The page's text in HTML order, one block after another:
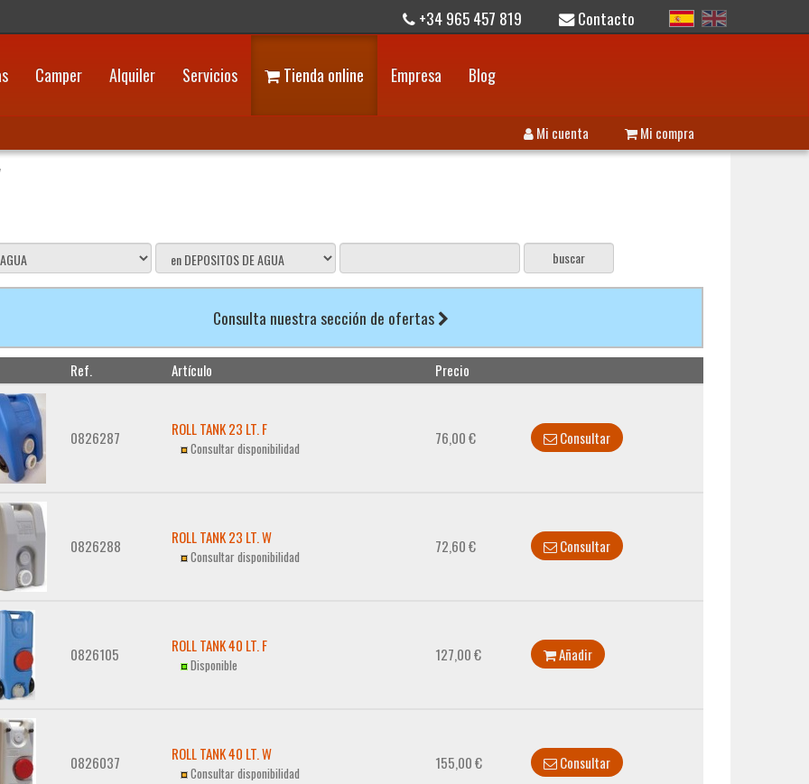
+34 965 457 819 Contacto
Camper Alquiler Servicios Tienda online Empresa Blog
Mi compra
Mi cuenta
Consulta nuestra sección de ofertas
Ref. Artículo Precio
0826287 ROLL TANK 23 LT. F
Consultar disponibilidad
76,00 € Consultar
0826288 ROLL TANK 23 LT. W
Consultar disponibilidad
72,60 € Consultar
0826105 ROLL TANK 40 LT. F
Disponible
127,00 € Añadir
0826037 ROLL TANK 40 LT. W
Consultar disponibilidad
155,00 € Consultar